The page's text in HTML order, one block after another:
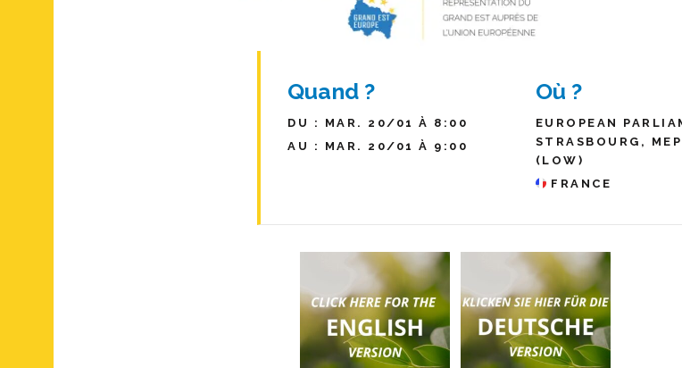
Quand ?
DU : MAR. 20/01 À 8:00
AU : MAR. 20/01 À 9:00
Où ?
EUROPEAN
STRASBOURG,
(LOW)
FRANCE